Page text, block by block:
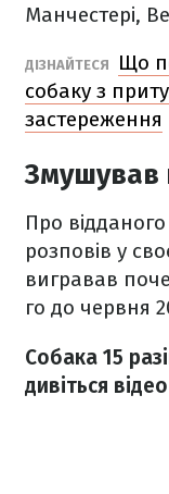
Манчестері,
ДІЗНАЙТЕСЯ
Що
собаку з
застереження
Змушував
Про
розповів у
вигравав
го до червня
Собака 15
дивіться відео